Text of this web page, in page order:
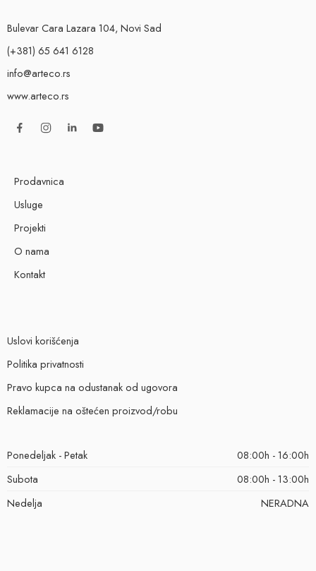
Bulevar Cara Lazara 104, Novi Sad
(+381) 65 641 6128
info@arteco.rs
www.arteco.rs
Prodavnica
Usluge
Projekti
O nama
Kontakt
Uslovi korišćenja
Politika privatnosti
Pravo kupca na odustanak od ugovora
Reklamacije na oštećen proizvod/robu
Ponedeljak - Petak
08:00h - 16:00h
Subota
08:00h - 13:00h
Nedelja
NERADNA